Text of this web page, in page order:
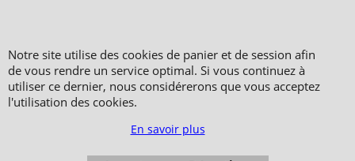
pour les arts martiaux
51, avenue du Palais des Expositions 66000 Perpignan
Nos prix sont affichés en HT et en TTC (hors frais de port) dont TVA 5.5 % et 20,0
Notre site utilise des cookies de panier et de session afin
de vous rendre un service optimal. Si vous continuez à
utiliser ce dernier, nous considérerons que vous acceptez
l'utilisation des cookies.
En savoir plus